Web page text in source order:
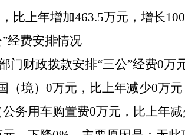
比上年增加463.5万元，增长100
”经费安排情况
门财政拨款安排“三公”经费0万
（境） 0万元，比上年减少0万
务用车购置费0万元，比上年